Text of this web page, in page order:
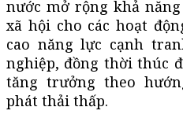
nước mở rộng khả
xã hội cho các hoạt
cao năng lực cạnh
nghiệp, đồng thời thúc
tăng trưởng theo
phát thải thấp.